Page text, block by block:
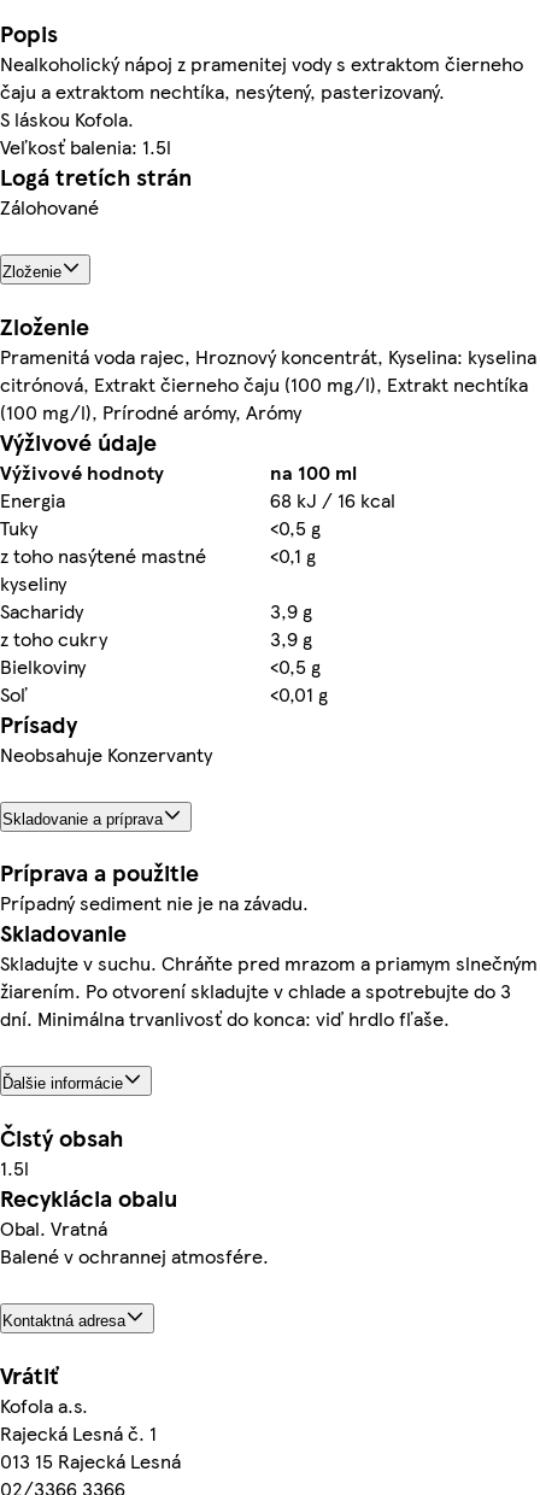
Popis
Nealkoholický nápoj z pramenitej vody s extraktom čierneho
čaju a extraktom nechtíka, nesýtený, pasterizovaný.
S láskou Kofola.
Veľkosť balenia: 1.5l
Logá tretích strán
Zálohované
Zloženie
Zloženie
Pramenitá voda rajec, Hroznový koncentrát, Kyselina: kyselina
citrónová, Extrakt čierneho čaju (100 mg/l), Extrakt nechtíka
(100 mg/l), Prírodné arómy, Arómy
Výživové údaje
Výživové hodnoty
na 100 ml
Energia
68 kJ / 16 kcal
Tuky
<0,5 g
z toho nasýtené mastné
kyseliny
<0,1 g
Sacharidy
3,9 g
z toho cukry
3,9 g
Bielkoviny
<0,5 g
Soľ
<0,01 g
Prísady
Neobsahuje Konzervanty
Skladovanie a príprava
Príprava a použitie
Prípadný sediment nie je na závadu.
Skladovanie
Skladujte v suchu. Chráňte pred mrazom a priamym slnečným
žiarením. Po otvorení skladujte v chlade a spotrebujte do 3
dní. Minimálna trvanlivosť do konca: viď hrdlo fľaše.
Ďalšie informácie
Čistý obsah
1.5l
Recyklácia obalu
Obal. Vratná
Balené v ochrannej atmosfére.
Kontaktná adresa
Vrátiť
Kofola a.s.
Rajecká Lesná č. 1
013 15 Rajecká Lesná
02/3366 3366